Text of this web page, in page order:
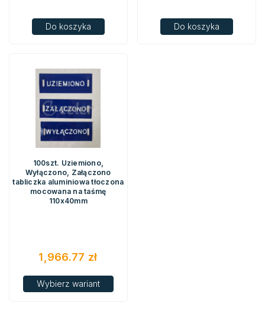
Do koszyka Do koszyka
100szt. Uziemiono,
Wyłączono, Załączono
tabliczka aluminiowa tłoczona
mocowana na taśmę
110x40mm
1,966.77 zł
Wybierz wariant